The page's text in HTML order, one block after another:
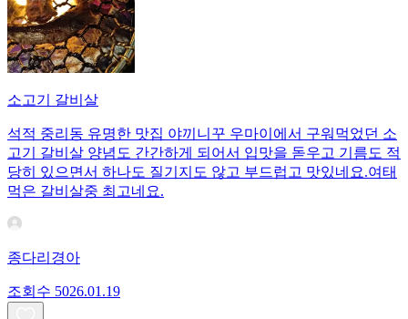
소고기 갈비살
석적 중리동 유명한 맛집 야끼니꾸 우마이에서 구워먹었던 소
고기 갈비살 양념도 간간하게 되어서 입맛을 돋우고 기름도 적
당히 있으면서 하나도 질기지도 않고 부드럽고 맛있네요.여태
먹은 갈비살중 최고네요.
종다리경아
조회수 5026.01.19